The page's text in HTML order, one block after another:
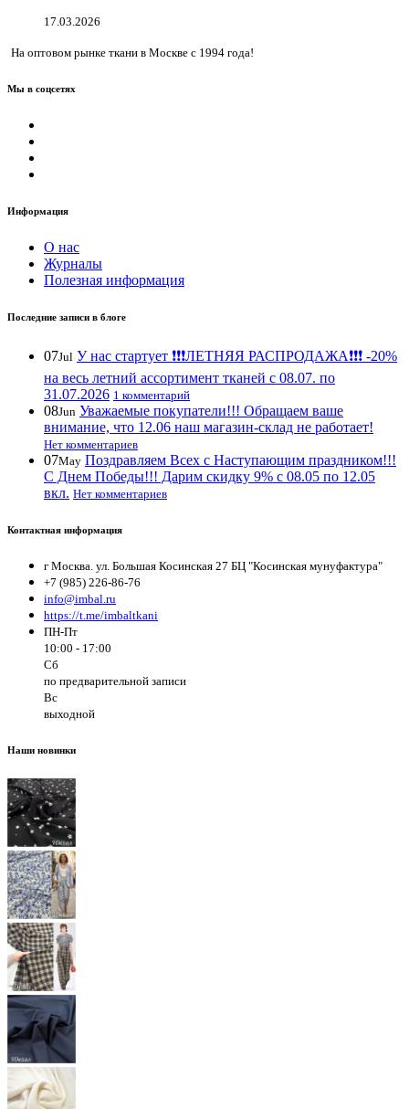
17.03.2026
На оптовом рынке ткани в Москве с 1994 года!
Мы в соцсетях
Информация
О нас
Журналы
Полезная информация
Последние записи в блоге
07Jul У нас стартует ❗️❗️❗️ЛЕТНЯЯ РАСПРОДАЖА❗️❗️❗️ -20%
на весь летний ассортимент тканей с 08.07. по
31.07.2026 1 комментарий
08Jun Уважаемые покупатели!!! Обращаем ваше
внимание, что 12.06 наш магазин-склад не работает!
Нет комментариев
07May Поздравляем Всех с Наступающим праздником!!!
С Днем Победы!!! Дарим скидку 9% с 08.05 по 12.05
вкл. Нет комментариев
Контактная информация
г Москва. ул. Большая Косинская 27 БЦ "Косинская мунуфактура"
+7 (985) 226-86-76
info@imbal.ru
https://t.me/imbaltkani
ПН-Пт
10:00 - 17:00
Сб
по предварительной записи
Вс
выходной
Наши новинки